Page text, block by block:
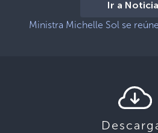
Ir a
Ministra Michelle Sol se